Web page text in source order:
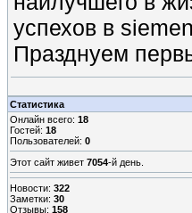
успехов в
Празднуем
Статистика
Онлайн всего: 18
Гостей: 18
Пользователей: 0
Этот сайт живет 7054-й день.
Новости: 322
Заметки: 30
Отзывы: 158